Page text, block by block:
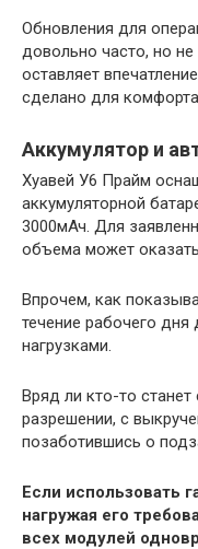
Обновления для
довольно часто, но
оставляет
сделано для
Аккумулятор и
Хуавей У6 Прайм
аккумуляторной
3000мАч. Для
объема может
Впрочем, как
течение рабочего
нагрузками.
Вряд ли кто-то
разрешении, с
позаботившись о
Если использовать
нагружая его
всех модулей